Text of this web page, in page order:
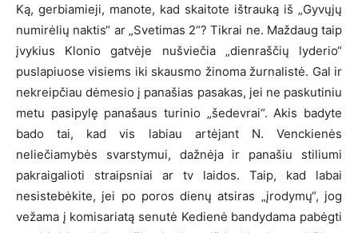
Ką, gerbiamieji, manote, kad skaitote ištrauką iš „Gyvųjų
numirėlių naktis“ ar „Svetimas 2“? Tikrai ne. Maždaug taip
įvykius Klonio gatvėje nušviečia „dienraščių lyderio“
puslapiuose visiems iki skausmo žinoma žurnalistė. Gal ir
nekreipčiau dėmesio į panašias pasakas, jei ne paskutiniu
metu pasipylę panašaus turinio „šedevrai“. Akis badyte
bado tai, kad vis labiau artėjant N. Venckienės
neliečiamybės svarstymui, dažnėja ir panašiu stiliumi
pakraigalioti straipsniai ar tv laidos. Taip, kad labai
nesistebėkite, jei po poros dienų atsiras „įrodymų“, jog
vežama į komisariatą senutė Kedienė bandydama pabėgti